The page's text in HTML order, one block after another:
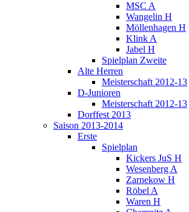
MSC A
Wangelin H
Möllenhagen H
Klink A
Jabel H
Spielplan Zweite
Alte Herren
Meisterschaft 2012-13
D-Junioren
Meisterschaft 2012-13
Dorffest 2013
Saison 2013-2014
Erste
Spielplan
Kickers JuS H
Wesenberg A
Zarnekow H
Röbel A
Waren H